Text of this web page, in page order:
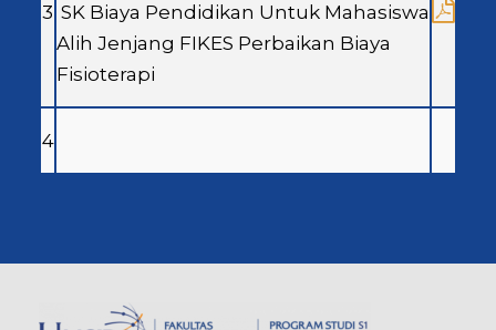
3 SK Biaya Pendidikan Untuk Mahasiswa
Alih Jenjang FIKES Perbaikan Biaya
Fisioterapi
4